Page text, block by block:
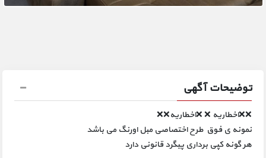
توضیحات آگهی
❌❌اخطاریه ❌ ❌اخطاریه❌❌
نمونه ی فوق طرح اختصاصی مبل اورنگ می باشد
هر گونه کپی برداری پیگرد قانونی دارد